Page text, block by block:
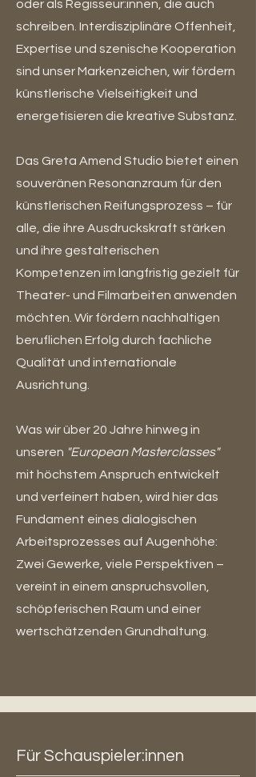
oder als Regisseur:innen, die auch
schreiben. Interdisziplinäre Offenheit,
Expertise und szenische Kooperation
sind unser Markenzeichen, wir fördern
künstlerische Vielseitigkeit und
energetisieren die kreative Substanz.
Das Greta Amend Studio bietet einen
souveränen Resonanzraum für den
künstlerischen Reifungsprozess – für
alle, die ihre Ausdruckskraft stärken
und ihre gestalterischen
Kompetenzen im langfristig gezielt für
Theater- und Filmarbeiten anwenden
möchten. Wir fördern nachhaltigen
beruflichen Erfolg durch fachliche
Qualität und internationale
Ausrichtung.
Was wir über 20 Jahre hinweg in
unseren "European Masterclasses"
mit höchstem Anspruch entwickelt
und verfeinert haben, wird hier das
Fundament eines dialogischen
Arbeitsprozesses auf Augenhöhe:
Zwei Gewerke, viele Perspektiven –
vereint in einem anspruchsvollen,
schöpferischen Raum und einer
wertschätzenden Grundhaltung.
Für Schauspieler:innen